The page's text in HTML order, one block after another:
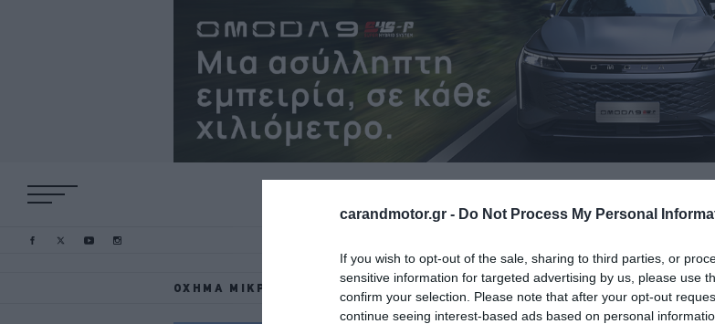
carandmotor.gr - Do Not Process My Personal
If you wish to opt-out of the sale, sharing to third parties, or
sensitive information for targeted advertising by us, please use
confirm your selection. Please note that after your opt-out
continue seeing interest-based ads based on personal
ΌΧΗΜΑ ΜΙΚΡΟΚΙΝΗΤΙΚΌΤΗΤΑΣ